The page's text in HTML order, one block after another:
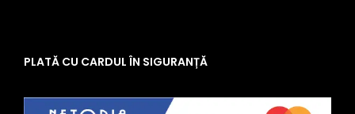
PLATĂ CU CARDUL ÎN SIGURANȚĂ